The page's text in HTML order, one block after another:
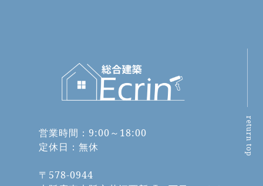
return top
営業時間：9:00～18:00
定休日：無休
〒578-0944